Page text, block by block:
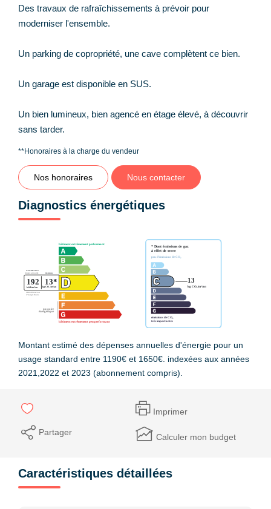
Des travaux de rafraîchissements à prévoir pour
moderniser l'ensemble.
Un parking de copropriété, une cave complètent ce bien.
Un garage est disponible en SUS.
Un bien lumineux, bien agencé en étage élevé, à découvrir
sans tarder.
**Honoraires à la charge du vendeur
Nos honoraires Nous contacter
Diagnostics énergétiques
Montant estimé des dépenses annuelles d'énergie pour un
usage standard entre 1190€ et 1650€. indexées aux années
2021,2022 et 2023 (abonnement compris).
Imprimer
Partager Calculer mon budget
Caractéristiques détaillées